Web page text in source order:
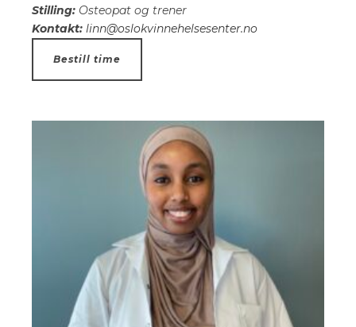
Stilling: Osteopat og trener
Kontakt: linn@oslokvinnehelsesenter.no
Bestill time